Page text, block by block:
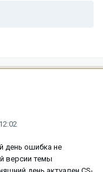
день ошибка не
версии темы